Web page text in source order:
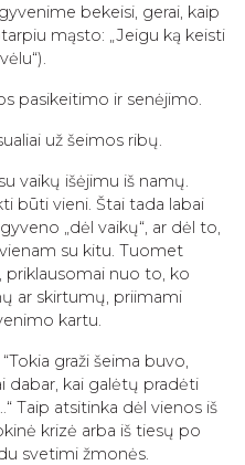
bekeisi, gerai, kaip
mąsto: „Jeigu ką keisti
pasikeitimo ir senėjimo.
už šeimos ribų.
vaikų išėjimu iš namų.
būti vieni. Štai tada labai
„dėl vaikų“, ar dėl to,
su kitu. Tuomet
priklausomai nuo to, ko
ar skirtumų, priimami
kartu.
graži šeima buvo,
dabar, kai galėtų pradėti
Taip atsitinka dėl vienos iš
krizė arba iš tiesų po
svetimi žmonės.